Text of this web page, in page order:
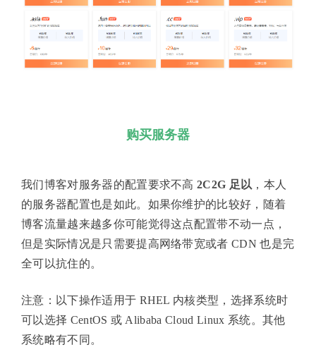
购买服务器
我们博客对服务器的配置要求不高2C2G 足以 ，本人
的服务器配置也是如此。如果你维护的比较好，随着
博客流量越来越多你可能觉得这点配置带不动一点，
但是实际情况是只需要提高网络带宽或者 CDN 也是完
全可以抗住的。
注意：以下操作适用于 RHEL 内核类型，选择系统时
可以选择 CentOS 或 Alibaba Cloud Linux 系统。其他
系统略有不同。